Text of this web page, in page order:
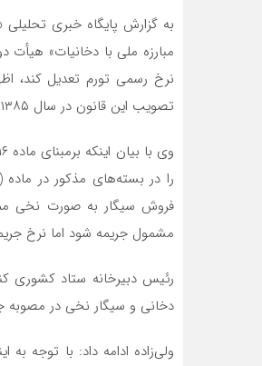
مبارزه ملی با دخانیات»
نرخ رسمی تورم تعدیل کند،
تصویب این قانون در سال ۱۳۸۵ به روزرسانی و در تیرماه سال جاری با مصوبه هیات‌ وزیران ابلاغ شد.
فروش سیگار به صورت نخی
مشمول جریمه شود اما نرخ
رئیس دبیرخانه ستاد کشوری
دخانی و سیگار نخی در مصوبه جدید از ۲۱۰ هزار تا ۸۴۰ هزار تومان
ولی‌زاده ادامه داد: با توجه